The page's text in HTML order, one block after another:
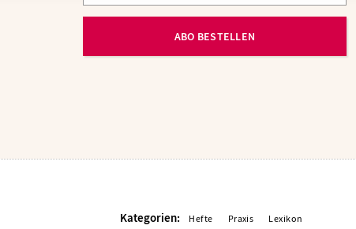
ABO BESTELLEN
Kategorien: Hefte Praxis Lexikon